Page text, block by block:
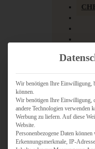
Wir benötigen Ihre Einwilligung,
können.
Wir benötigen Ihre Einwilligung,
andere Technologien verwenden
Werbung zu liefern. Auf diese
Website.
Personenbezogene Daten können
Erkennungsmerkmale, IP-